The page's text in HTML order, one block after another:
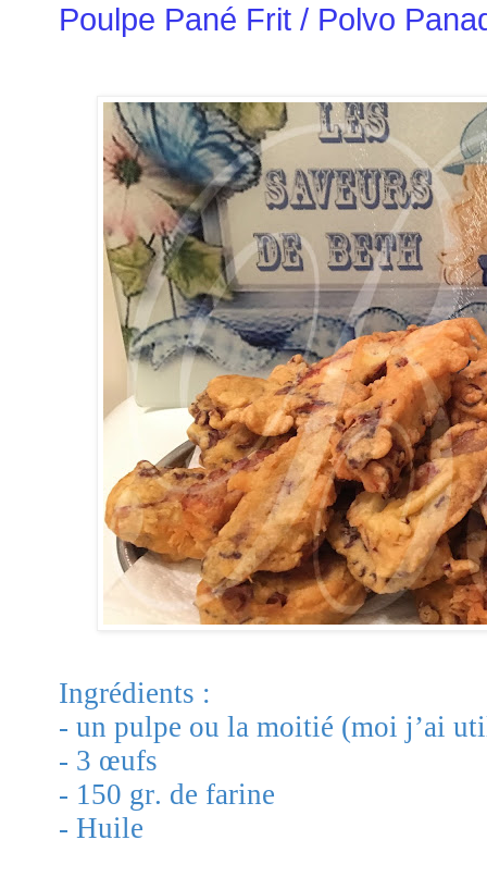
Poulpe Pané Frit / Polvo
Ingrédients :
- un pulpe ou la moitié (moi j’ai
- 3 œufs
- 150 gr. de farine
- Huile